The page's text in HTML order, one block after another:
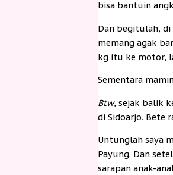
bisa bantuin
Dan begitulah, di
memang agak
kg itu ke motor,
Sementara
Btw, sejak balik
di Sidoarjo. Bete
Untunglah saya
Payung. Dan
sarapan anak-